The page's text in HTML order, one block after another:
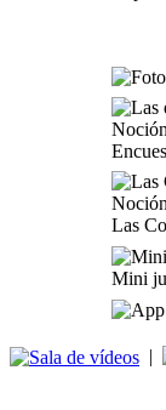
Las
Mini
|